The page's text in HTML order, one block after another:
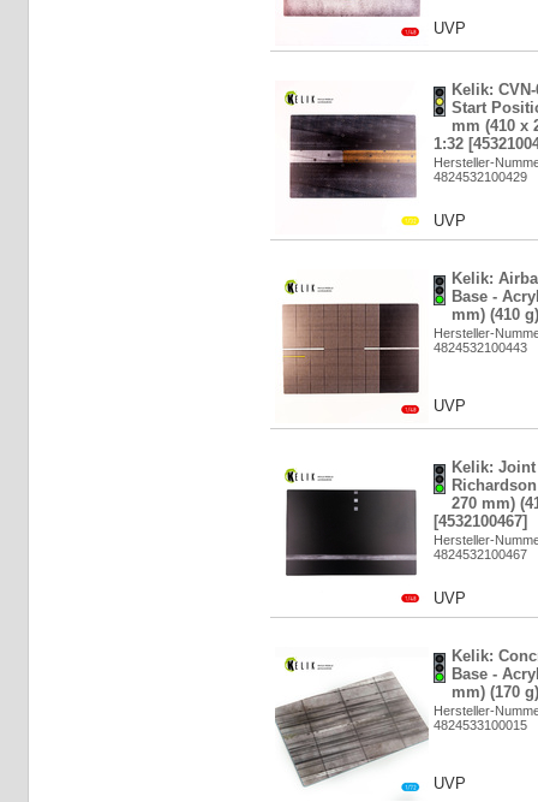
UVP
Kelik:
Start
mm (410 x
1:32
Hersteller-
4824532100429
UVP
Kelik:
Base -
mm) (410
Hersteller-
4824532100443
UVP
Kelik:
270 mm)
[4532100467]
Hersteller-
4824532100467
UVP
Kelik:
Base -
mm) (170
Hersteller-
4824533100015
UVP